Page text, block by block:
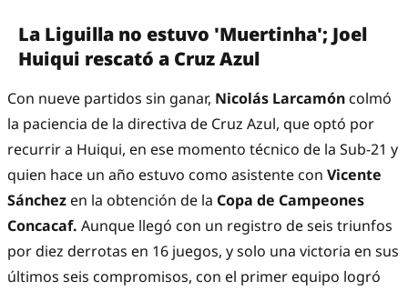
La Liguilla no estuvo 'Muertinha'; Joel
Huiqui rescató a Cruz Azul
Con nueve partidos sin ganar, Nicolás Larcamón colmó
la paciencia de la directiva de Cruz Azul, que optó por
recurrir a Huiqui, en ese momento técnico de la Sub-21 y
quien hace un año estuvo como asistente con Vicente
Sánchez en la obtención de la Copa de Campeones
Concacaf. Aunque llegó con un registro de seis triunfos
por diez derrotas en 16 juegos, y solo una victoria en sus
últimos seis compromisos, con el primer equipo logró